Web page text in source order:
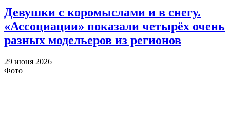
Девушки с коромыслами и в снегу.
«Ассоциации» показали четырёх очень
разных модельеров из регионов
29 июня 2026
Фото